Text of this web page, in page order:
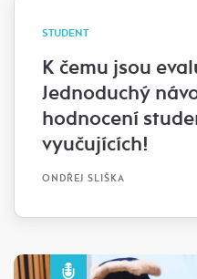
STUDENT
K čemu jsou
Jednoduchý
hodnocení
vyučujících!
ONDŘEJ SLIŠKA